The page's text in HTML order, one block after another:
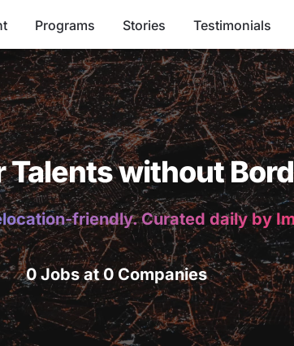
Programs Stories Testimonials
Talents without
friendly. Curated daily by
0 Jobs at 0 Companies